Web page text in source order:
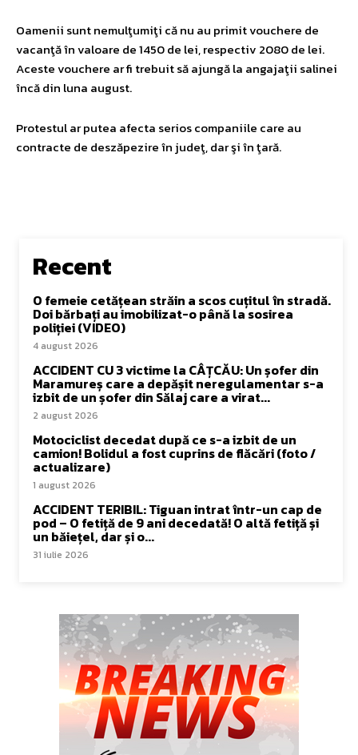
Oamenii sunt nemulţumiţi că nu au primit vouchere de
vacanţă în valoare de 1450 de lei, respectiv 2080 de lei.
Aceste vouchere ar fi trebuit să ajungă la angajaţii salinei
încă din luna august.
Protestul ar putea afecta serios companiile care au
contracte de deszăpezire în judeţ, dar şi în ţară.
Recent
O femeie cetățean străin a scos cuțitul în stradă.
Doi bărbați au imobilizat-o până la sosirea
poliției (VIDEO)
4 august 2026
ACCIDENT CU 3 victime la CÂȚCĂU: Un șofer din
Maramureș care a depășit neregulamentar s-a
izbit de un șofer din Sălaj care a virat...
2 august 2026
Motociclist decedat după ce s-a izbit de un
camion! Bolidul a fost cuprins de flăcări (foto /
actualizare)
1 august 2026
ACCIDENT TERIBIL: Tiguan intrat într-un cap de
pod – O fetiță de 9 ani decedată! O altă fetiță și
un băiețel, dar și o...
31 iulie 2026